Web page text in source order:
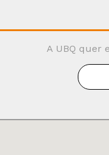
A UBQ quer